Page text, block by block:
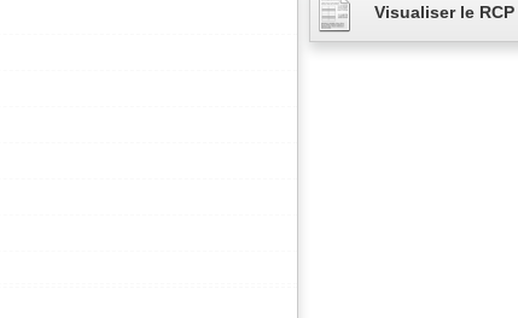
Visualiser le RCP